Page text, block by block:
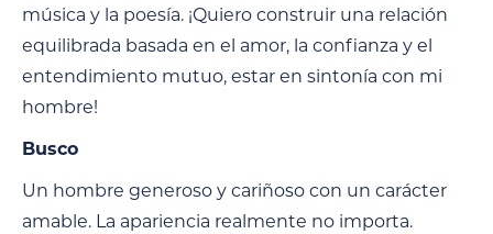
música y la poesía. ¡Quiero construir una relación
equilibrada basada en el amor, la confianza y el
entendimiento mutuo, estar en sintonía con mi
hombre!
Busco
Un hombre generoso y cariñoso con un carácter
amable. La apariencia realmente no importa.